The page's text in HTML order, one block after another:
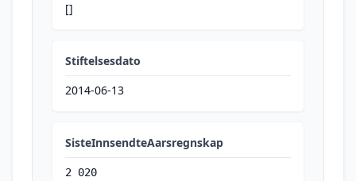
[]
Stiftelsesdato
2014-06-13
SisteInnsendteAarsregnskap
2 020